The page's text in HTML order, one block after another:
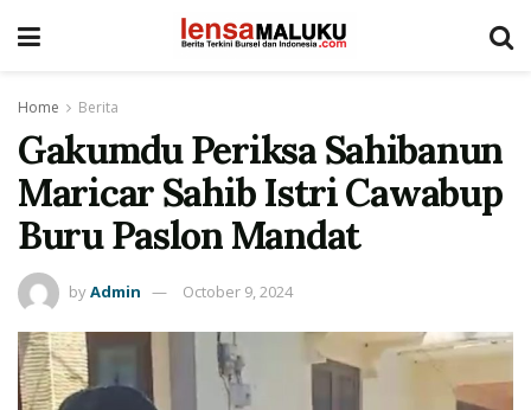
Home Berita
Gakumdu Periksa Sahibanun
Maricar Sahib Istri Cawabup
Buru Paslon Mandat
byAdmin October 9, 2024